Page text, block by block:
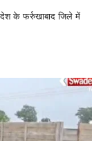
के फर्रुखाबाद जिले में